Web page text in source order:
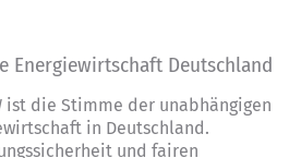
Energiewirtschaft Deutschland
ist die Stimme der unabhängigen
in Deutschland.
und fairen